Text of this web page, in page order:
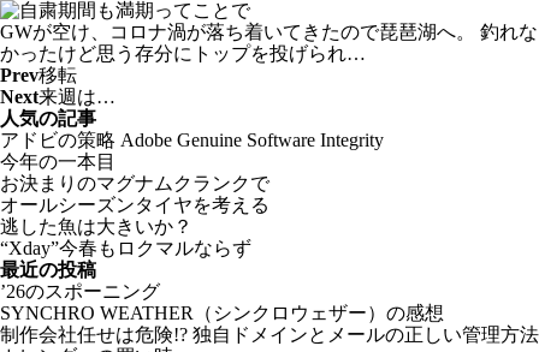
GWが空け、コロナ渦が落ち着いてきたので琵琶湖へ。 釣れな
かったけど思う存分にトップを投げられ…
Prev移転
Next来週は…
人気の記事
アドビの策略 Adobe Genuine Software Integrity
今年の一本目
お決まりのマグナムクランクで
オールシーズンタイヤを考える
逃した魚は大きいか？
“Xday”今春もロクマルならず
最近の投稿
’26のスポーニング
SYNCHRO WEATHER（シンクロウェザー）の感想
制作会社任せは危険!? 独自ドメインとメールの正しい管理方法